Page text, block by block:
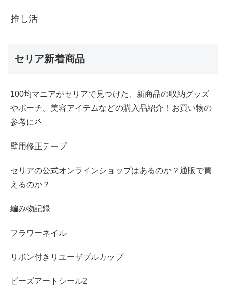
推し活
セリア新着商品
100均マニアがセリアで見つけた、新商品の収納グッズ
やポーチ、美容アイテムなどの購入品紹介！お買い物の
参考に🌱
壁用修正テープ
セリアの公式オンラインショップはあるのか？通販で買
えるのか？
編み物記録
フラワーネイル
リボン付きリユーザブルカップ
ビーズアートシール2